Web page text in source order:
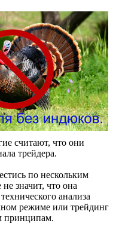
считают, что они
трейдера.
по нескольким
значит, что она
анализа
режиме или трейдинг
принципам.